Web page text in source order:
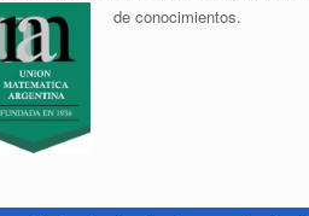
de conocimientos.